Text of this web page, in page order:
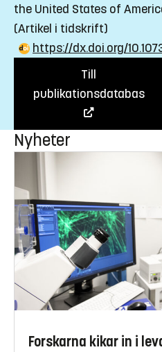
the United States of
(Artikel i tidskrift)
https://dx.doi.org/
Till
publikationsdatabas
Nyheter
Forskarna kikar in i